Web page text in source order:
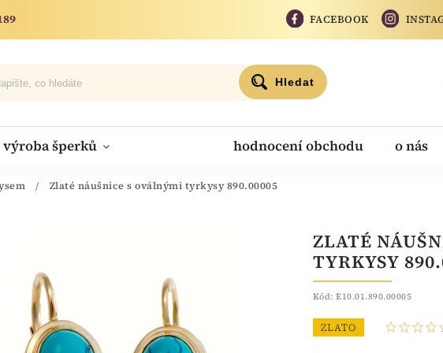
FACEBOOK
Hledat
výroba šperků hodnocení obchodu o nás
/ Zlaté náušnice s oválnými tyrkysy 890.00005
ZLATÉ
TYRKYSY
Kód: E10.01.890.00005
ZLATO